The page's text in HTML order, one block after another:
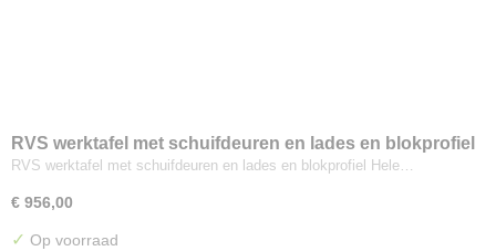
RVS werktafel met schuifdeuren en lades en blokprofiel
RVS werktafel met schuifdeuren en lades en blokprofiel Hele…
€ 956,00
✓ Op voorraad